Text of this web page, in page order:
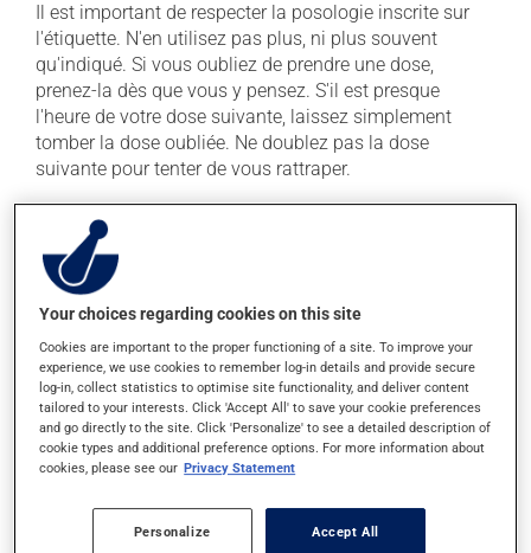
Il est important de respecter la posologie inscrite sur
l'étiquette. N'en utilisez pas plus, ni plus souvent
qu'indiqué. Si vous oubliez de prendre une dose,
prenez-la dès que vous y pensez. S'il est presque
l'heure de votre dose suivante, laissez simplement
tomber la dose oubliée. Ne doublez pas la dose
suivante pour tenter de vous rattraper.
Ce médicament peut être irritant pour l'estomac :
prenez-le avec de la nourriture. Essayez d'éviter les
aliments irritants comme le café, les mets épicés et
l'alcool.
Effets indésirables
En plus de ses effets recherchés, ce produit peut à
l'occasion entraîner certains effets indésirables (effets
secondaires), notamment :
il peut causer des maux de tête;
Your choices regarding cookies on this site
Cookies are important to the proper functioning of a site. To improve your
experience, we use cookies to remember log-in details and provide secure
log-in, collect statistics to optimise site functionality, and deliver content
tailored to your interests. Click 'Accept All' to save your cookie preferences
and go directly to the site. Click 'Personalize' to see a detailed description of
cookie types and additional preference options. For more information about
cookies, please see our Privacy Statement
Personalize Accept All